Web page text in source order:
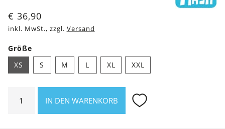
€ 36,90
inkl. MwSt., zzgl. Versand
Größe
XS
S M L XL XXL
Asheville
Sommerfuchs
IN DEN WARENKORB